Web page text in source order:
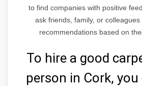
to find companies with positive
ask friends, family, or
recommendations based on
To hire a good
person in Cork,